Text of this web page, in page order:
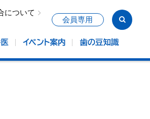
について
会員専用